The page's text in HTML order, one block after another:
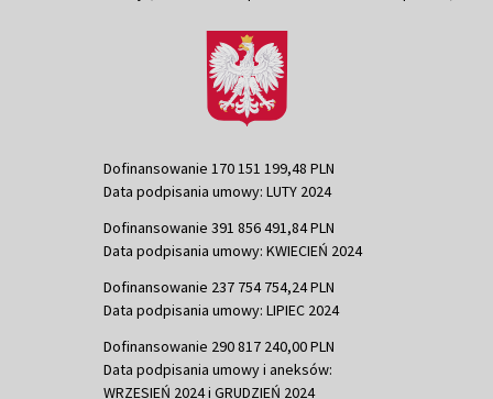
Dofinansowanie 170 151 199,48 PLN
Data podpisania umowy: LUTY 2024
Dofinansowanie 391 856 491,84 PLN
Data podpisania umowy: KWIECIEŃ 2024
Dofinansowanie 237 754 754,24 PLN
Data podpisania umowy: LIPIEC 2024
Dofinansowanie 290 817 240,00 PLN
Data podpisania umowy i aneksów:
WRZESIEŃ 2024 i GRUDZIEŃ 2024